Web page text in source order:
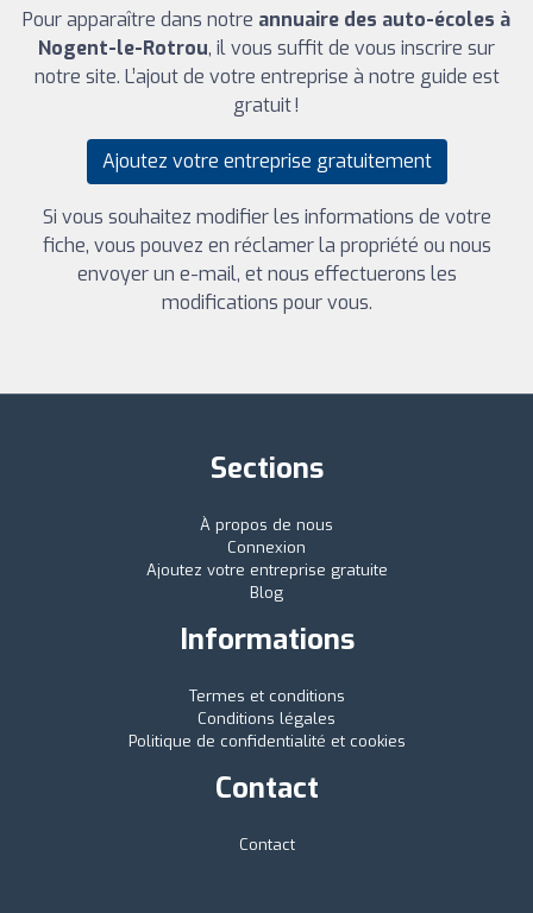
Pour apparaître dans notre annuaire des auto-écoles à
Nogent-le-Rotrou, il vous suffit de vous inscrire sur
notre site. L’ajout de votre entreprise à notre guide est
gratuit !
Ajoutez votre entreprise gratuitement
Si vous souhaitez modifier les informations de votre
fiche, vous pouvez en réclamer la propriété ou nous
envoyer un e-mail, et nous effectuerons les
modifications pour vous.
Sections
À propos de nous
Connexion
Ajoutez votre entreprise gratuite
Blog
Informations
Termes et conditions
Conditions légales
Politique de confidentialité et cookies
Contact
Contact